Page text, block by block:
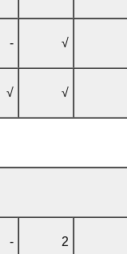
√
-
√
√
2
-